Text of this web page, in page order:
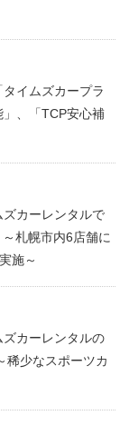
イムズカープラ
、「TCP安心補
ズカーレンタルで
札幌市内6店舗に
施～
ズカーレンタルの
稀少なスポーツカ